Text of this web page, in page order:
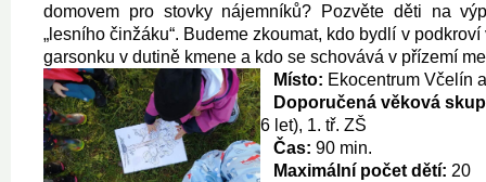
domovem pro stovky nájemníků? Pozvěte děti na
„lesního činžáku“. Budeme zkoumat, kdo bydlí v
garsonku v dutině kmene a kdo se schovává v přízemí
Místo: Ekocentrum Včelín
Doporučená věková
6 let), 1. tř. ZŠ
Čas: 90 min.
Maximální počet dětí: 20